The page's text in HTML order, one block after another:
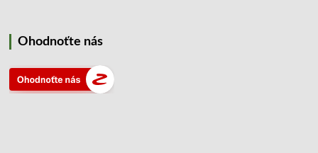
Ohodnoťte nás